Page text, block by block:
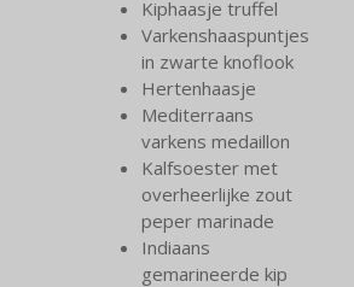
Kiphaasje truffel
Varkenshaaspuntjes
in zwarte knoflook
Hertenhaasje
Mediterraans
varkens medaillon
Kalfsoester met
overheerlijke zout
peper marinade
Indiaans
gemarineerde kip